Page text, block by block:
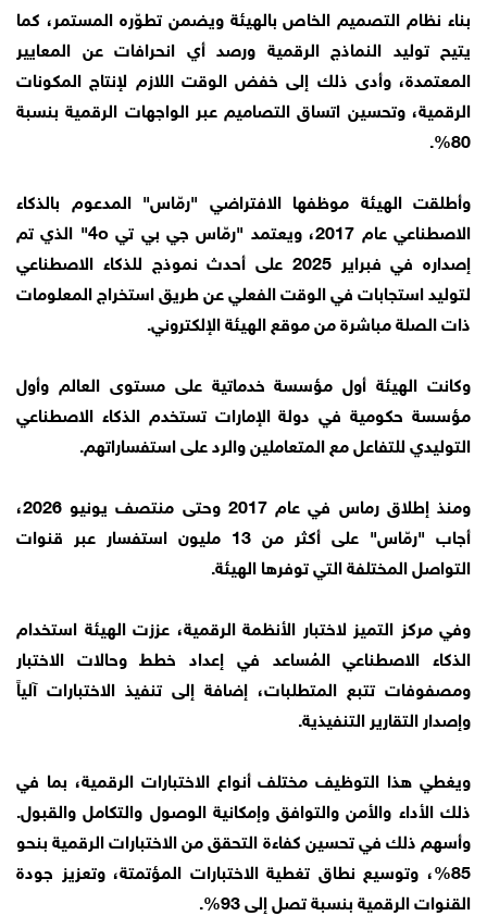
بناء نظام التصميم الخاص بالهيئة ويضمن تطوّره المستمر، كما
يتيح توليد النماذج الرقمية ورصد أي انحرافات عن المعايير
المعتمدة، وأدى ذلك إلى خفض الوقت اللازم لإنتاج المكونات
الرقمية، وتحسين اتساق التصاميم عبر الواجهات الرقمية بنسبة
80%.
وأطلقت الهيئة موظفها الافتراضي "رمّاس" المدعوم بالذكاء
الاصطناعي عام 2017، ويعتمد "رمّاس جي بي تي 4o" الذي تم
إصداره في فبراير 2025 على أحدث نموذج للذكاء الاصطناعي
لتوليد استجابات في الوقت الفعلي عن طريق استخراج المعلومات
ذات الصلة مباشرة من موقع الهيئة الإلكتروني.
وكانت الهيئة أول مؤسسة خدماتية على مستوى العالم وأول
مؤسسة حكومية في دولة الإمارات تستخدم الذكاء الاصطناعي
التوليدي للتفاعل مع المتعاملين والرد على استفساراتهم.
ومنذ إطلاق رماس في عام 2017 وحتى منتصف يونيو 2026،
أجاب "رمّاس" على أكثر من 13 مليون استفسار عبر قنوات
التواصل المختلفة التي توفرها الهيئة.
وفي مركز التميز لاختبار الأنظمة الرقمية، عززت الهيئة استخدام
الذكاء الاصطناعي المُساعد في إعداد خطط وحالات الاختبار
ومصفوفات تتبع المتطلبات، إضافة إلى تنفيذ الاختبارات آلياً
وإصدار التقارير التنفيذية.
ويغطي هذا التوظيف مختلف أنواع الاختبارات الرقمية، بما في
ذلك الأداء والأمن والتوافق وإمكانية الوصول والتكامل والقبول.
وأسهم ذلك في تحسين كفاءة التحقق من الاختبارات الرقمية بنحو
85%، وتوسيع نطاق تغطية الاختبارات المؤتمتة، وتعزيز جودة
القنوات الرقمية بنسبة تصل إلى 93%.